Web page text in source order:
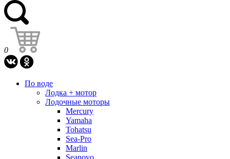
0
По воде
Лодка + мотор
Лодочные моторы
Mercury
Yamaha
Tohatsu
Sea-Pro
Marlin
Seanovo